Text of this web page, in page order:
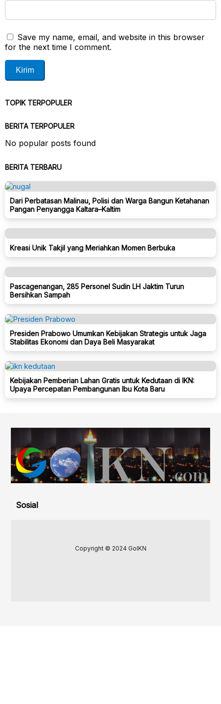
Save my name, email, and website in this browser
for the next time I comment.
TOPIK TERPOPULER
BERITA TERPOPULER
No popular posts found
BERITA TERBARU
Dari Perbatasan Malinau, Polisi dan Warga Bangun Ketahanan
Pangan Penyangga Kaltara–Kaltim
Kreasi Unik Takjil yang Meriahkan Momen Berbuka
Pascagenangan, 285 Personel Sudin LH Jaktim Turun
Bersihkan Sampah
Presiden Prabowo Umumkan Kebijakan Strategis untuk Jaga
Stabilitas Ekonomi dan Daya Beli Masyarakat
Kebijakan Pemberian Lahan Gratis untuk Kedutaan di IKN:
Upaya Percepatan Pembangunan Ibu Kota Baru
Sosial
Copyright © 2024 GoIKN